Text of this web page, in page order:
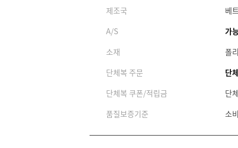
제조국
베
A/S
가
소재
폴
단체복 주문
단
단체복 쿠폰/적립금
단
품질보증기준
소